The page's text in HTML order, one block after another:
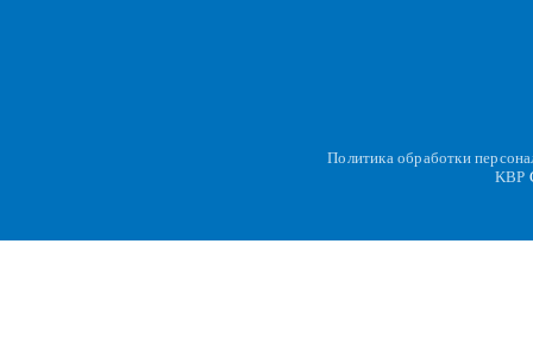
Политика обработки
KBP